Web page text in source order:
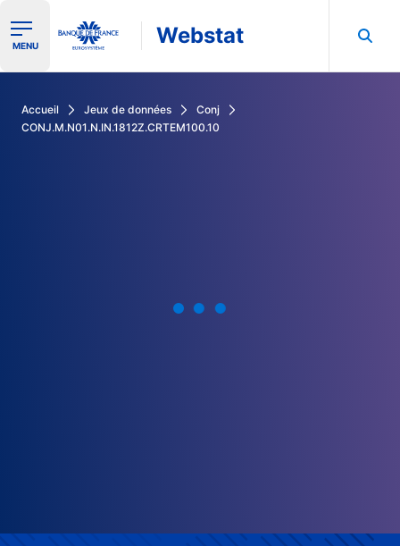
Ouvrir le menu de navigation
MENU Webstat
Accueil Jeux de données
Conj
CONJ.M.N01.N.IN.1812Z.CRTEM100.10